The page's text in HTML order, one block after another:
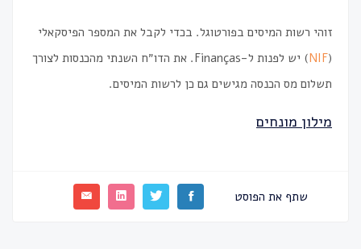
זוהי רשות המיסים בפורטוגל. בכדי לקבל את המספר הפיסקאלי
(
NIF
) יש לפנות ל-Finanças. את הדו״ח השנתי מהכנסות לצורך
תשלום מס הכנסה מגישים גם כן לרשות המיסים.
מילון מונחים
שתף את הפוסט